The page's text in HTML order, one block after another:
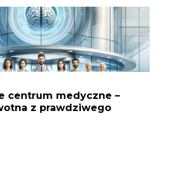
centrum medyczne –
z prawdziwego